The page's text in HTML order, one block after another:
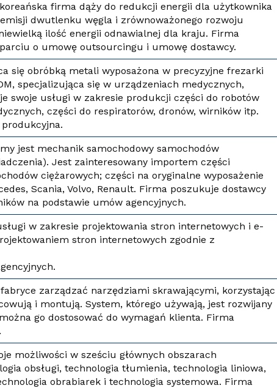
koreańska firma dąży do redukcji energii dla użytkownika
dwutlenku węgla i zrównoważonego rozwoju
ilość energii odnawialnej dla kraju. Firma
o umowę outsourcingu i umowę dostawcy.
się obróbką metali wyposażona w precyzyjne frezarki
specjalizująca się w urządzeniach medycznych,
swoje usługi w zakresie produkcji części do robotów
części do respiratorów, dronów, wirników itp.
jest mechanik samochodowy samochodów
Jest zainteresowany importem części
ciężarowych; części na oryginalne wyposażenie
Scania, Volvo, Renault. Firma poszukuje dostawcy
na podstawie umów agencyjnych.
w zakresie projektowania stron internetowych i e-
stron internetowych zgodnie z
zarządzać narzędziami skrawającymi, korzystając
i montują. System, którego używają, jest rozwijany
go dostosować do wymagań klienta. Firma
możliwości w sześciu głównych obszarach
obsługi, technologia tłumienia, technologia liniowa,
obrabiarek i technologia systemowa. Firma